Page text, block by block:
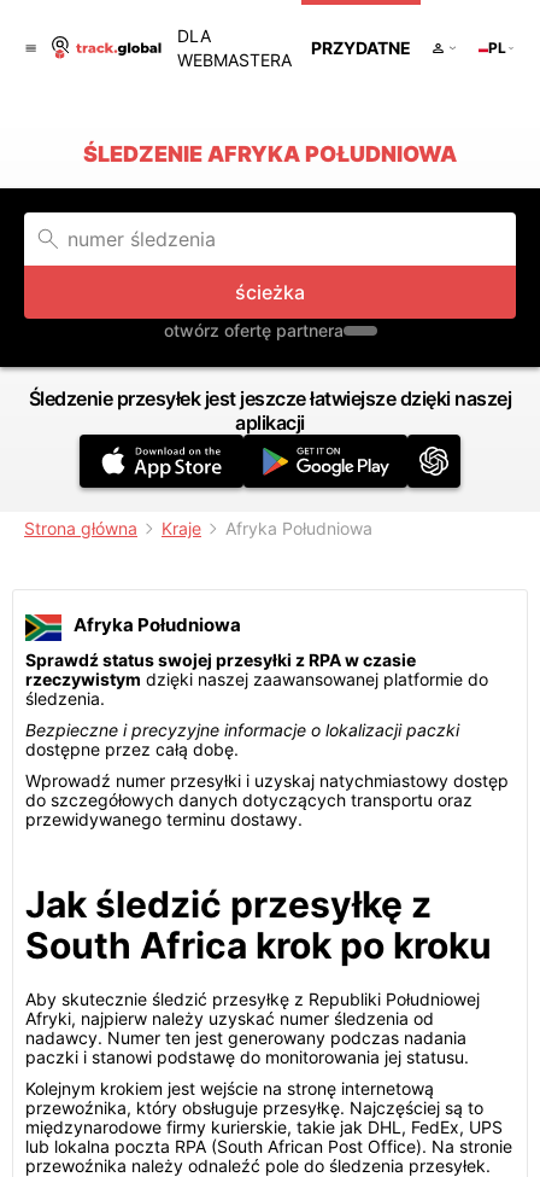
DLA
WEBMASTERA
PRZYDATNE PL
ŚLEDZENIE AFRYKA POŁUDNIOWA
ścieżka
otwórz ofertę partnera
Śledzenie przesyłek jest jeszcze łatwiejsze dzięki naszej
aplikacji
Strona główna Kraje Afryka Południowa
Afryka Południowa
Sprawdź status swojej przesyłki z RPA w czasie
rzeczywistym dzięki naszej zaawansowanej platformie do
śledzenia.
Bezpieczne i precyzyjne informacje o lokalizacji paczki
dostępne przez całą dobę.
Wprowadź numer przesyłki i uzyskaj natychmiastowy dostęp
do szczegółowych danych dotyczących transportu oraz
przewidywanego terminu dostawy.
Jak śledzić przesyłkę z
South Africa krok po kroku
Aby skutecznie śledzić przesyłkę z Republiki Południowej
Afryki, najpierw należy uzyskać numer śledzenia od
nadawcy. Numer ten jest generowany podczas nadania
paczki i stanowi podstawę do monitorowania jej statusu.
Kolejnym krokiem jest wejście na stronę internetową
przewoźnika, który obsługuje przesyłkę. Najczęściej są to
międzynarodowe firmy kurierskie, takie jak DHL, FedEx, UPS
lub lokalna poczta RPA (South African Post Office). Na stronie
przewoźnika należy odnaleźć pole do śledzenia przesyłek.